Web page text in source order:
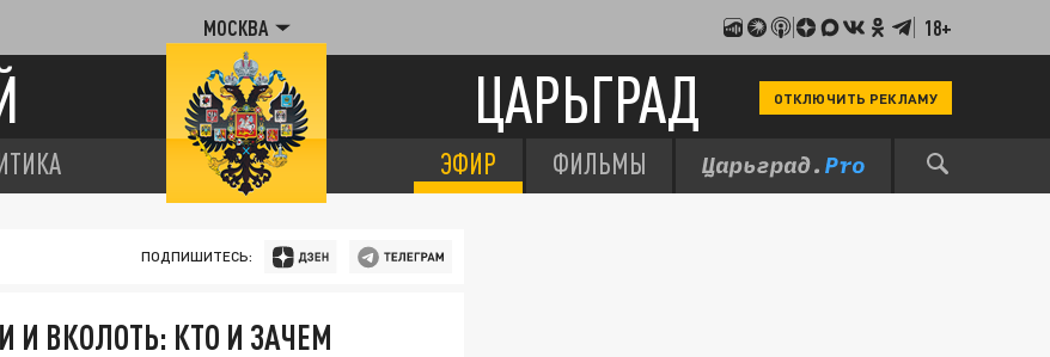
МОСКВА 18+
ЦАРЬГРАД ОТКЛЮЧИТЬ РЕКЛАМУ
ЭФИР ФИЛЬМЫ
ПОДПИШИТЕСЬ:
И ВКОЛОТЬ: КТО И ЗАЧЕМ